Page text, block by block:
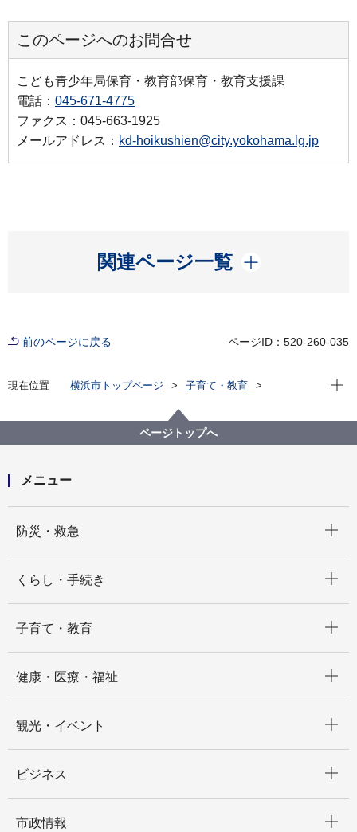
このページへのお問合せ
こども青少年局保育・教育部保育・教育支援課
電話： 045-671-4775
ファクス：045-663-1925
メールアドレス： kd-hoikushien@city.yokohama.lg.jp
関連ページ一覧
開く
前のページに戻る ページID：520-260-035
現在位置 横浜市トップページ
子育て・教育
待機児童対策
【保育所等へのタクシー送迎支援事業】受入れ可能な
施設かの確認方法
現在
ページトップへ
メニュー
防災・救急
くらし・手続き
子育て・教育
健康・医療・福祉
観光・イベント
ビジネス
市政情報